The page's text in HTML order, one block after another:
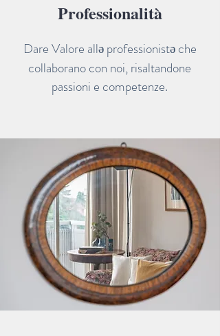
Professionalità
Dare Valore alləprofessionistəche
collaborano con noi, risaltandone
passioni e competenze.